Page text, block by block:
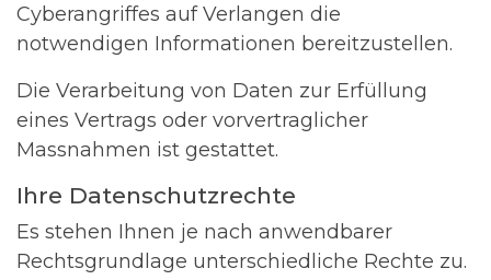
Cyberangriffes auf Verlangen die
notwendigen Informationen bereitzustellen.
Die Verarbeitung von Daten zur Erfüllung
eines Vertrags oder vorvertraglicher
Massnahmen ist gestattet.
Ihre Datenschutzrechte
Es stehen Ihnen je nach anwendbarer
Rechtsgrundlage unterschiedliche Rechte zu.